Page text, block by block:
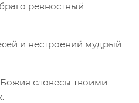
ревностный
и нестроений мудрый
Божия словесы твоими